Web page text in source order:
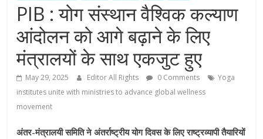
PIB : योग संस्थान वैश्विक कल्याण
आंदोलन को आगे बढ़ाने के लिए
मंत्रालयों के साथ एकजुट हुए
May 29, 2025 Editor All Rights 0 Comments
Yoga
institutes unite with ministries to advance global wellness
movement
अंतर-मंत्रालयी समिति ने अंतर्राष्ट्रीय योग दिवस के लिए राष्ट्रव्यापी तैयारियों